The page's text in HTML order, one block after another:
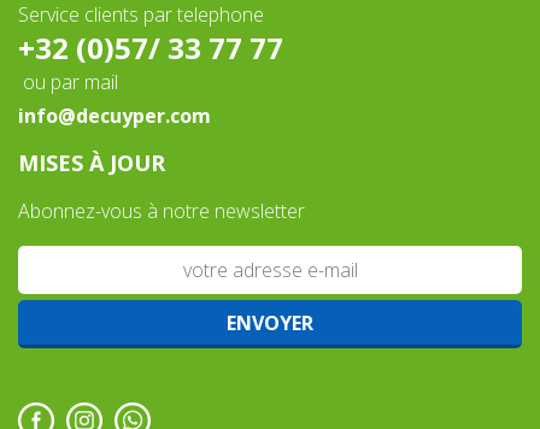
Service clients par telephone
+32 (0)57/ 33 77 77
ou par mail
info@decuyper.com
MISES À JOUR
Abonnez-vous à notre newsletter